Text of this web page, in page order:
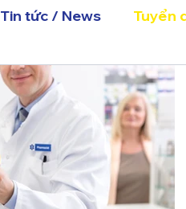
Tin tức / News Tuyển